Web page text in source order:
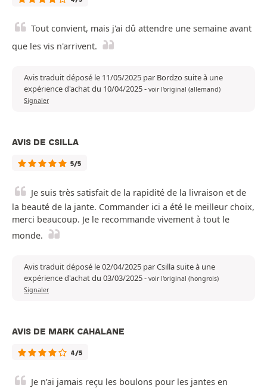
Tout convient, mais j'ai dû attendre une semaine avant
que les vis n'arrivent.
Avis traduit déposé le 11/05/2025 par Bordzo suite à une
expérience d'achat du 10/04/2025- voir l'original (allemand)
Signaler
AVIS DE CSILLA
5/5
Je suis très satisfait de la rapidité de la livraison et de
la beauté de la jante. Commander ici a été le meilleur choix,
merci beaucoup. Je le recommande vivement à tout le
monde.
Avis traduit déposé le 02/04/2025 par Csilla suite à une
expérience d'achat du 03/03/2025- voir l'original (hongrois)
Signaler
AVIS DE MARK CAHALANE
4/5
Je n’ai jamais reçu les boulons pour les jantes en